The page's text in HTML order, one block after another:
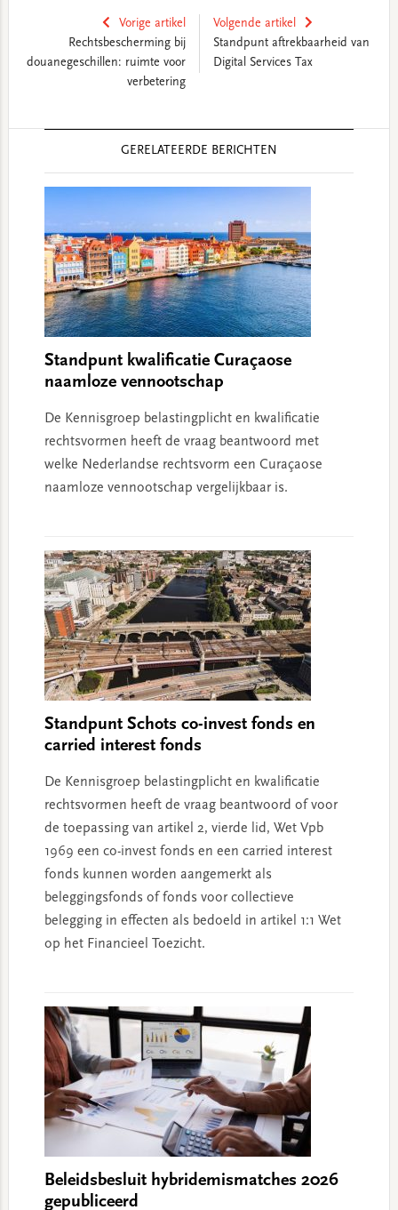
Vorige artikel
Rechtsbescherming bij
douanegeschillen: ruimte voor
verbetering
Volgende artikel
Standpunt aftrekbaarheid van
Digital Services Tax
GERELATEERDE BERICHTEN
Standpunt kwalificatie Curaçaose
naamloze vennootschap
De Kennisgroep belastingplicht en kwalificatie
rechtsvormen heeft de vraag beantwoord met
welke Nederlandse rechtsvorm een Curaçaose
naamloze vennootschap vergelijkbaar is.
Standpunt Schots co-invest fonds en
carried interest fonds
De Kennisgroep belastingplicht en kwalificatie
rechtsvormen heeft de vraag beantwoord of voor
de toepassing van artikel 2, vierde lid, Wet Vpb
1969 een co-invest fonds en een carried interest
fonds kunnen worden aangemerkt als
beleggingsfonds of fonds voor collectieve
belegging in effecten als bedoeld in artikel 1:1 Wet
op het Financieel Toezicht.
Beleidsbesluit hybridemismatches 2026
gepubliceerd